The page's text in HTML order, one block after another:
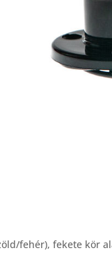
fehér), fekete kör